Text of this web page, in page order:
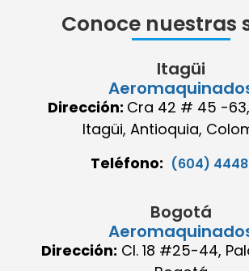
Conoce nuestras
Itagüi
Dirección: Cra 42 # 45 -
Itagüi, Antioquia,
Teléfono: (604)
Bogotá
Dirección: Cl. 18 #25-44,